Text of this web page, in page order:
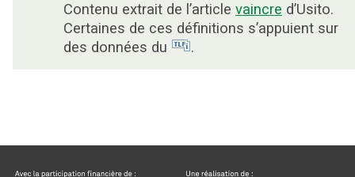
Contenu extrait de l’article vaincre d’Usito.
Certaines de ces définitions s’appuient sur
des données du
.